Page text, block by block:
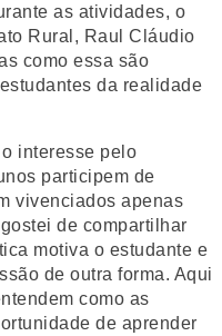
as atividades, o
Rural, Raul Cláudio
como essa são
da realidade
interesse pelo
participem de
vivenciados apenas
de compartilhar
motiva o estudante e
de outra forma. Aqui
como as
de aprender